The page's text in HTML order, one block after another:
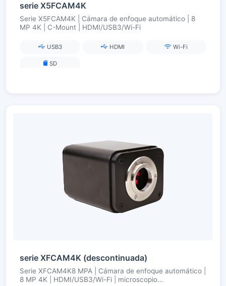
serie X5FCAM4K
Serie X5FCAM4K | Cámara de enfoque automático | 8
MP 4K | C-Mount | HDMI/USB3/Wi-Fi
USB3 HDMI Wi-Fi
SD
serie XFCAM4K (descontinuada)
Serie XFCAM4K8 MPA | Cámara de enfoque automático |
8 MP 4K | HDMI/USB3/Wi-Fi | microscopio